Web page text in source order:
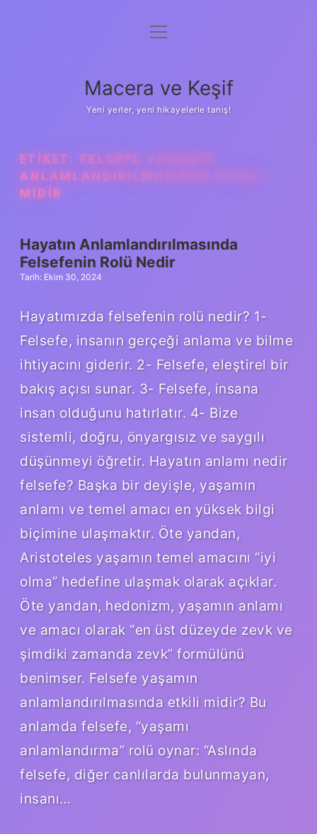
Anasayfa
Yasal Uyarı
menüyü
Macera ve Keşif
Yeni yerler, yeni hikayelerle tanış!
ETIKET: FELSEFE YAŞAMIN
ANLAMLANDIRILMASINDA ETKILI
MIDIR
Hayatın Anlamlandırılmasında
Felsefenin Rolü Nedir
Tarih: Ekim 30, 2024
Hayatımızda felsefenin rolü nedir? 1-
Felsefe, insanın gerçeği anlama ve bilme
ihtiyacını giderir. 2- Felsefe, eleştirel bir
bakış açısı sunar. 3- Felsefe, insana
insan olduğunu hatırlatır. 4- Bize
sistemli, doğru, önyargısız ve saygılı
düşünmeyi öğretir. Hayatın anlamı nedir
felsefe? Başka bir deyişle, yaşamın
anlamı ve temel amacı en yüksek bilgi
biçimine ulaşmaktır. Öte yandan,
Aristoteles yaşamın temel amacını “iyi
olma” hedefine ulaşmak olarak açıklar.
Öte yandan, hedonizm, yaşamın anlamı
ve amacı olarak “en üst düzeyde zevk ve
şimdiki zamanda zevk” formülünü
benimser. Felsefe yaşamın
anlamlandırılmasında etkili midir? Bu
anlamda felsefe, “yaşamı
anlamlandırma” rolü oynar: “Aslında
felsefe, diğer canlılarda bulunmayan,
insanı…